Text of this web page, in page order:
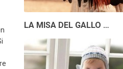
LA MISA DEL GALLO …